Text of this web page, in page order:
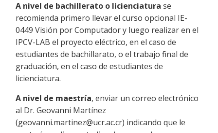
A nivel de bachillerato o licienciatura se
recomienda primero llevar el curso opcional IE-
0449 Visión por Computador y luego realizar en el
IPCV-LAB el proyecto eléctrico, en el caso de
estudiantes de bachillarato, o el trabajo final de
graduación, en el caso de estudiantes de
licienciatura.
A nivel de maestría, enviar un correo electrónico
al Dr. Geovanni Martínez
(geovanni.martinez@ucr.ac.cr) indicando que le